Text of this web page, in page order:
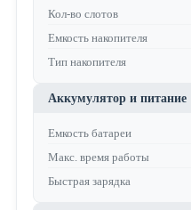
Кол-во слотов
Емкость накопителя
Тип накопителя
Аккумулятор и питание
Емкость батареи
Макс. время работы
Быстрая зарядка